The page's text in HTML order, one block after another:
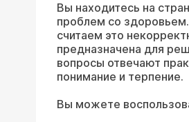
Вы находитесь на
проблем со
считаем это
предназначена для
вопросы отвечают
понимание и терпение.
Вы можете